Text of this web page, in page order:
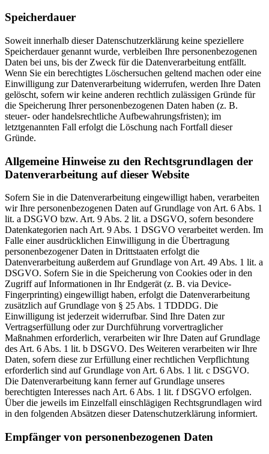
Speicherdauer
Soweit innerhalb dieser Datenschutzerklärung keine speziellere
Speicherdauer genannt wurde, verbleiben Ihre personenbezogenen
Daten bei uns, bis der Zweck für die Datenverarbeitung entfällt.
Wenn Sie ein berechtigtes Löschersuchen geltend machen oder eine
Einwilligung zur Datenverarbeitung widerrufen, werden Ihre Daten
gelöscht, sofern wir keine anderen rechtlich zulässigen Gründe für
die Speicherung Ihrer personenbezogenen Daten haben (z. B.
steuer- oder handelsrechtliche Aufbewahrungsfristen); im
letztgenannten Fall erfolgt die Löschung nach Fortfall dieser
Gründe.
Allgemeine Hinweise zu den Rechtsgrundlagen der
Datenverarbeitung auf dieser Website
Sofern Sie in die Datenverarbeitung eingewilligt haben, verarbeiten
wir Ihre personenbezogenen Daten auf Grundlage von Art. 6 Abs. 1
lit. a DSGVO bzw. Art. 9 Abs. 2 lit. a DSGVO, sofern besondere
Datenkategorien nach Art. 9 Abs. 1 DSGVO verarbeitet werden. Im
Falle einer ausdrücklichen Einwilligung in die Übertragung
personenbezogener Daten in Drittstaaten erfolgt die
Datenverarbeitung außerdem auf Grundlage von Art. 49 Abs. 1 lit. a
DSGVO. Sofern Sie in die Speicherung von Cookies oder in den
Zugriff auf Informationen in Ihr Endgerät (z. B. via Device-
Fingerprinting) eingewilligt haben, erfolgt die Datenverarbeitung
zusätzlich auf Grundlage von § 25 Abs. 1 TDDDG. Die
Einwilligung ist jederzeit widerrufbar. Sind Ihre Daten zur
Vertragserfüllung oder zur Durchführung vorvertraglicher
Maßnahmen erforderlich, verarbeiten wir Ihre Daten auf Grundlage
des Art. 6 Abs. 1 lit. b DSGVO. Des Weiteren verarbeiten wir Ihre
Daten, sofern diese zur Erfüllung einer rechtlichen Verpflichtung
erforderlich sind auf Grundlage von Art. 6 Abs. 1 lit. c DSGVO.
Die Datenverarbeitung kann ferner auf Grundlage unseres
berechtigten Interesses nach Art. 6 Abs. 1 lit. f DSGVO erfolgen.
Über die jeweils im Einzelfall einschlägigen Rechtsgrundlagen wird
in den folgenden Absätzen dieser Datenschutzerklärung informiert.
Empfänger von personenbezogenen Daten